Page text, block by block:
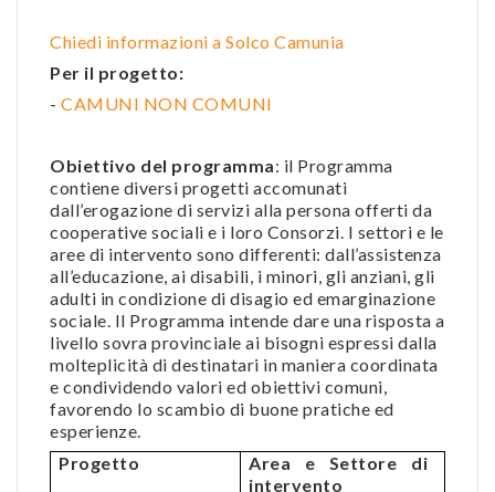
Chiedi informazioni a Solco Camunia
Per il progetto:
- CAMUNI NON COMUNI
Obiettivo del programma: il Programma
contiene diversi progetti accomunati
dall’erogazione di servizi alla persona offerti da
cooperative sociali e i loro Consorzi. I settori e le
aree di intervento sono differenti: dall’assistenza
all’educazione, ai disabili, i minori, gli anziani, gli
adulti in condizione di disagio ed emarginazione
sociale. Il Programma intende dare una risposta a
livello sovra provinciale ai bisogni espressi dalla
molteplicità di destinatari in maniera coordinata
e condividendo valori ed obiettivi comuni,
favorendo lo scambio di buone pratiche ed
esperienze.
Progetto
Area e Settore di
intervento